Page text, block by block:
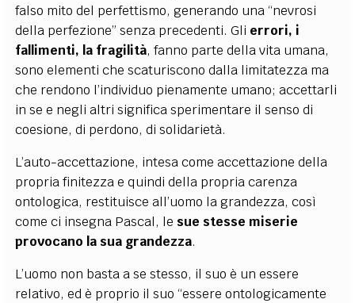
falso mito del perfettismo, generando una “nevrosi
della perfezione” senza precedenti. Gli errori, i
fallimenti, la fragilità, fanno parte della vita umana,
sono elementi che scaturiscono dalla limitatezza ma
che rendono l’individuo pienamente umano; accettarli
in se e negli altri significa sperimentare il senso di
coesione, di perdono, di solidarietà.
L’auto-accettazione, intesa come accettazione della
propria finitezza e quindi della propria carenza
ontologica, restituisce all’uomo la grandezza, così
come ci insegna Pascal, le sue stesse miserie
provocano la sua grandezza.
L’uomo non basta a se stesso, il suo è un essere
relativo, ed è proprio il suo “essere ontologicamente